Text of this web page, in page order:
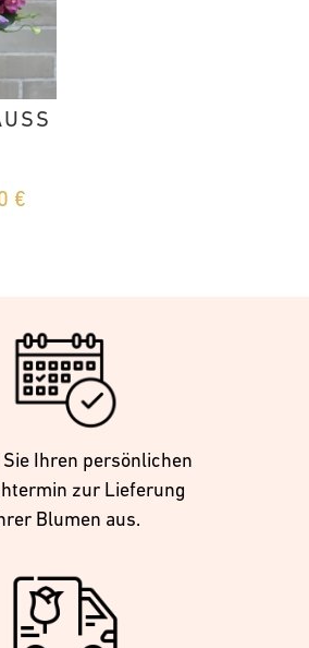
€Preisspanne:
Sie Ihren persönlichen
zur Lieferung
Blumen aus.